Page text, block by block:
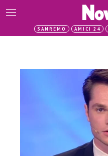
SANREMO AMICI 24